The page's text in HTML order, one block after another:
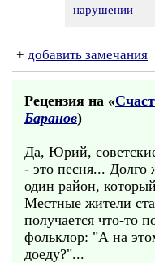
нарушении
+ добавить замечания
Рецензия на «
Баранов)
Да, Юрий,
- это песня...
один район,
Местные жители
получается что-то
фольклор: "А на
доеду?"...